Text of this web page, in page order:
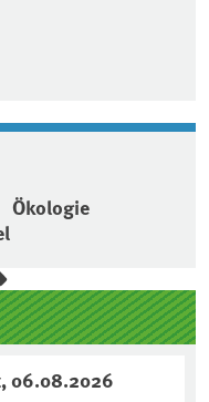
Ökologie
06.08.2026